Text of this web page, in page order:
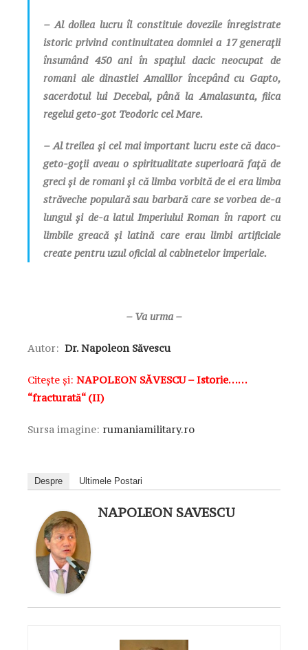
– Al doilea lucru îl constituie dovezile înregistrate
istoric privind continuitatea domniei a 17 generații
însumând 450 ani în spațiul dacic neocupat de
romani ale dinastiei Amalilor începând cu Gapto,
sacerdotul lui Decebal, până la Amalasunta, fiica
regelui geto-got Teodoric cel Mare.
– Al treilea și cel mai important lucru este că daco-
geto-goții aveau o spiritualitate superioară față de
greci și de romani și că limba vorbită de ei era limba
străveche populară sau barbară care se vorbea de-a
lungul și de-a latul Imperiului Roman în raport cu
limbile greacă și latină care erau limbi artificiale
create pentru uzul oficial al cabinetelor imperiale.
– Va urma –
Autor: Dr. Napoleon Săvescu
Citește și: NAPOLEON SĂVESCU – Istorie……
“fracturată“ (II)
Sursa imagine: rumaniamilitary.ro
Despre Ultimele Postari
NAPOLEON SAVESCU